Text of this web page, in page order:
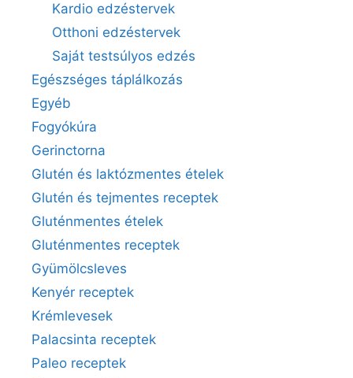
Kardio edzéstervek
Otthoni edzéstervek
Saját testsúlyos edzés
Egészséges táplálkozás
Egyéb
Fogyókúra
Gerinctorna
Glutén és laktózmentes ételek
Glutén és tejmentes receptek
Gluténmentes ételek
Gluténmentes receptek
Gyümölcsleves
Kenyér receptek
Krémlevesek
Palacsinta receptek
Paleo receptek